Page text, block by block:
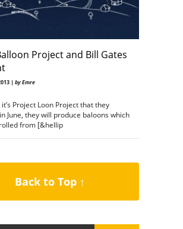
Project and Bill Gates
| by Emre
Project Loon Project that they
June, they will produce baloons which
from [&hellip
Back to Top ↑